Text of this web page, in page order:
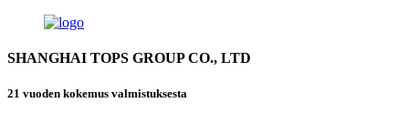
SHANGHAI TOPS GROUP CO., LTD
21 vuoden kokemus valmistuksesta